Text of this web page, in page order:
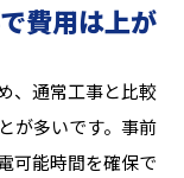
費用は上が
、通常工事と比較
が多いです。事前
可能時間を確保で